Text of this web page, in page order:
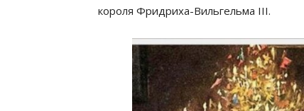
короля Фридриха-Вильгельма III.